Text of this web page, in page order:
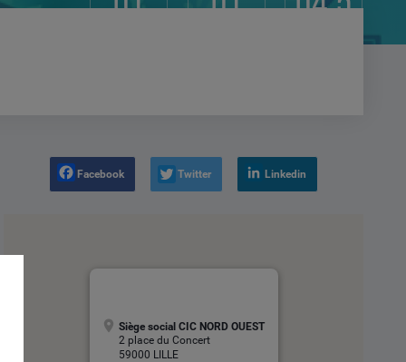
Facebook Twitter Linkedin
Siège social CIC NORD OUEST
2 place du Concert
59000 LILLE